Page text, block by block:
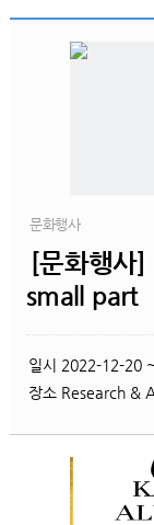
문화행사
[문화행사
small part
일시 2022-12-20
장소 Research &